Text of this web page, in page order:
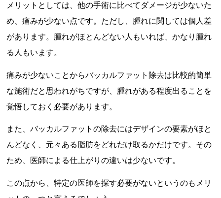
メリットとしては、他の手術に比べてダメージが少ないた
め、痛みが少ない点です。ただし、腫れに関しては個人差
があります。腫れがほとんどない人もいれば、かなり腫れ
る人もいます。
痛みが少ないことからバッカルファット除去は比較的簡単
な施術だと思われがちですが、腫れがある程度出ることを
覚悟しておく必要があります。
また、バッカルファットの除去にはデザインの要素がほと
んどなく、元々ある脂肪をどれだけ取るかだけです。その
ため、医師による仕上がりの違いは少ないです。
この点から、特定の医師を探す必要がないというのもメリ